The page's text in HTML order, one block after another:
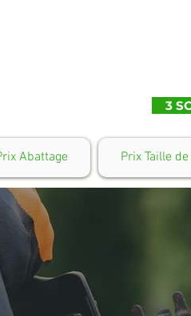
3
Abattage Prix Taille